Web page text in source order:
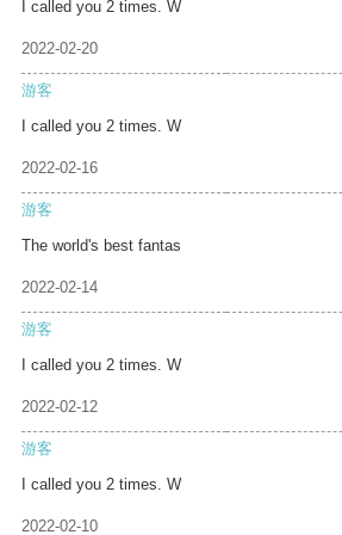
I called you 2 times. W
2022-02-20
游客
I called you 2 times. W
2022-02-16
游客
The world's best fantas
2022-02-14
游客
I called you 2 times. W
2022-02-12
游客
I called you 2 times. W
2022-02-10